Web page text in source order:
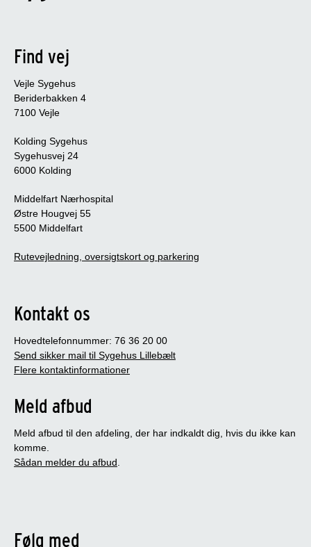
Find vej
Vejle Sygehus
Beriderbakken 4
7100 Vejle
Kolding Sygehus
Sygehusvej 24
6000 Kolding
Middelfart Nærhospital
Østre Hougvej 55
5500 Middelfart
Rutevejledning, oversigtskort og parkering
Kontakt os
Hovedtelefonnummer: 76 36 20 00
Send sikker mail til Sygehus Lillebælt
Flere kontaktinformationer
Meld afbud
Meld afbud til den afdeling, der har indkaldt dig, hvis du ikke kan
komme.
Sådan melder du afbud.
Følg med